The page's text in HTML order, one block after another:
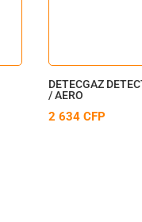
DETECGAZ
/ AERO
2 634CFP